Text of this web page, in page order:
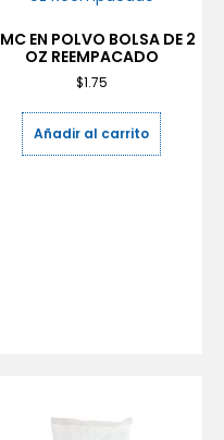
EN POLVO BOLSA DE 2
OZ REEMPACADO
$1.75
Añadir al carrito